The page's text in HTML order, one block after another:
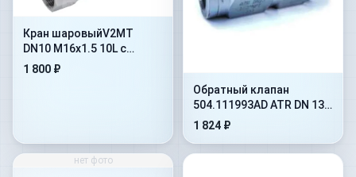
Кран шаровыйV2MT
DN10 M16x1.5 10L с
отверстиями под
1 800 ₽
Обратный клапан
504.111993AD ATR DN 13
на 10 бар
1 824 ₽
нет фото